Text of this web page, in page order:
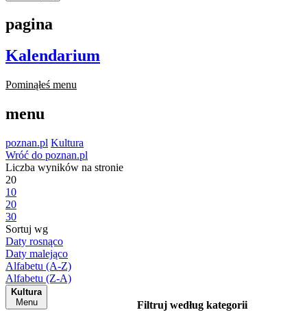
pagina
Kalendarium
Pominąłeś menu
menu
poznan.pl Kultura
Wróć do poznan.pl
Liczba wyników na stronie
20
10
20
30
Sortuj wg
Daty rosnąco
Daty malejąco
Alfabetu (A-Z)
Alfabetu (Z-A)
Kultura
Menu
Filtruj według kategorii